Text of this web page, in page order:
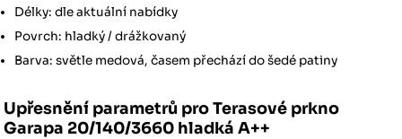
Délky: dle aktuální nabídky
Povrch: hladký / drážkovaný
Barva: světle medová, časem přechází do šedé patiny
Upřesnění parametrů pro Terasové prkno
Garapa 20/140/3660 hladká A++